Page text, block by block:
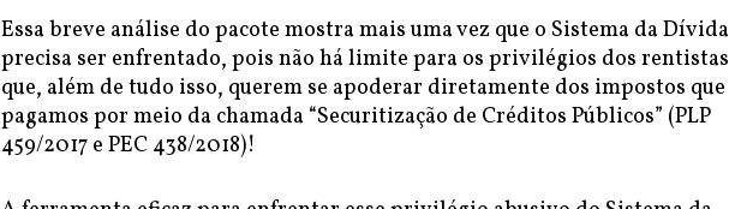
Essa breve análise do pacote mostra mais uma vez que o Sistema da Dívida
precisa ser enfrentado, pois não há limite para os privilégios dos rentistas
que, além de tudo isso, querem se apoderar diretamente dos impostos que
pagamos por meio da chamada “Securitização de Créditos Públicos” (PLP
459/2017 e PEC 438/2018)!